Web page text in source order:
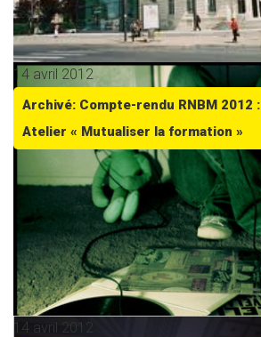
14 avril 2012
Archivé: Compte-rendu RNBM 2012 :
Atelier « Mutualiser la formation »
14 avril 2012